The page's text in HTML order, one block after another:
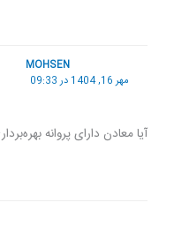
MOHSEN
مهر 16, 1404 در 09:33
آیا معادن دارای پروانه